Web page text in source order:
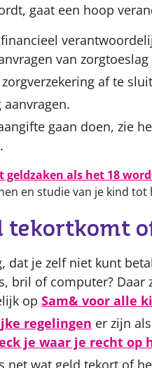
gaat een hoop
van
af te
aanvragen.
gaan doen, zie
geldzaken als het 18
en studie van je kind
tekortkomt
dat je zelf niet kunt
bril of computer? Daar
op Sam& voor alle
regelingen er zijn
je waar je recht op
net wat geld tekort of